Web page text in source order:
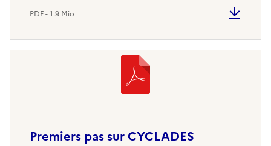
PDF - 1.9 Mio
Premiers pas sur CYCLADES